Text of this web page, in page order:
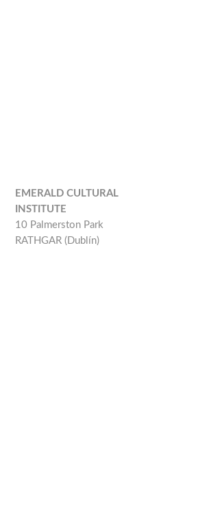
EMERALD CULTURAL
INSTITUTE
10 Palmerston Park
RATHGAR (Dublín)